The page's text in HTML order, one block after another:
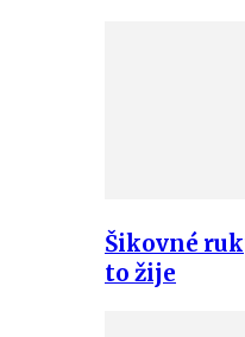
Šikovné
to žije